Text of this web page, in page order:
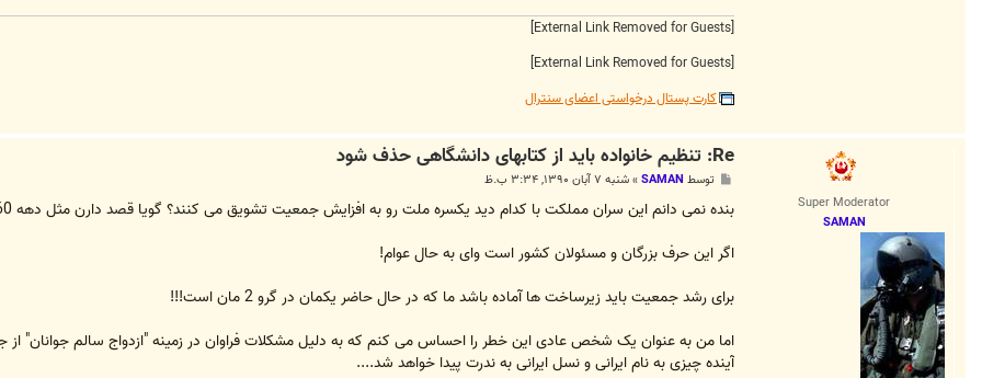
s
_
1
8
8
[External Link Removed for Guests]
[External Link Removed for Guests]
کارت پستال درخواستی اعضای سنترال
Super Moderator
SAMAN
Re: تنظیم خانواده باید از کتابهای دانشگاهی حذف شود
ت
توسط SAMAN
»شنبه ۷ آبان ۱۳۹۰, ۳:۳۴ ب.ظ
بنده نمی دانم این سران مملکت با کدام دید یکسره ملت رو به افزایش جمعیت تشویق می کنند؟ گویا قصد دارن مثل دهه 60 نسلی دیگر را با بی برنامه گی بیچاره کنند!
اگر این حرف بزرگان و مسئولان کشور است وای به حال عوام!
برای رشد جمعیت باید زیرساخت ها آماده باشد ما که در حال حاضر یکمان در گرو 2 مان است!!!
آینده چیزی به نام ایرانی و نسل ایرانی به ندرت پیدا خواهد شد....